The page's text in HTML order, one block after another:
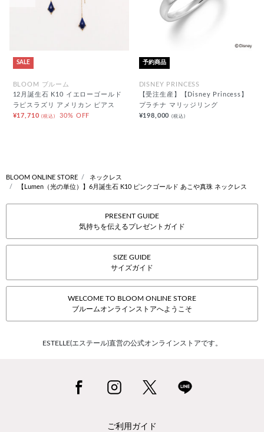
SALE
BLOOM ブルーム
12月誕生石 K10 イエローゴールド
ラピスラズリ アメリカン ピアス
¥17,710(税込) 30% OFF
予約商品
DISNEY PRINCESS
【受注生産】【Disney Princess】
プラチナ マリッジリング
¥198,000(税込)
BLOOM ONLINE STORE
ネックレス
【Lumen（光の単位）】6月誕生石 K10 ピンクゴールド あこや真珠 ネックレス
PRESENT GUIDE
気持ちを伝えるプレゼントガイド
SIZE GUIDE
サイズガイド
WELCOME TO BLOOM ONLINE STORE
ブルームオンラインストアへようこそ
ESTELLE(エステール)直営の公式オンラインストアです。
ご利用ガイド